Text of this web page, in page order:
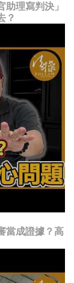
理寫判決」
？
當成證據？高